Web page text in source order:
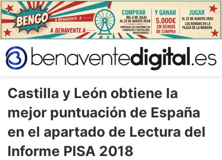
Castilla y León obtiene la
mejor puntuación de España
en el apartado de Lectura del
Informe PISA 2018